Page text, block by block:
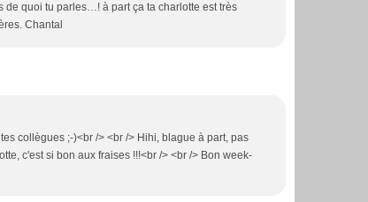
quoi tu parles…! à part ça ta charlotte est très
Chantal
collègues ;-)<br /> <br /> Hihi, blague à part, pas
c'est si bon aux fraises !!!<br /> <br /> Bon week-